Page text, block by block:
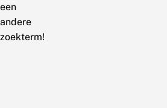
een
andere
zoekterm!